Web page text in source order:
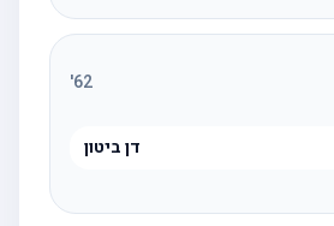
62
'
דן ביטון